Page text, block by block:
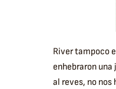
River tampoco
enhebraron
al reves, no